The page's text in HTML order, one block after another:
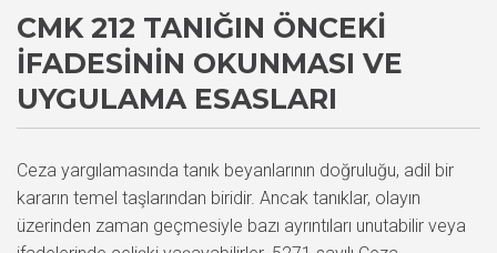
CMK 212 TANIĞIN ÖNCEKI
İFADESININ OKUNMASI VE
UYGULAMA ESASLARI
Ceza yargılamasında tanık beyanlarının doğruluğu, adil bir
kararın temel taşlarından biridir. Ancak tanıklar, olayın
üzerinden zaman geçmesiyle bazı ayrıntıları unutabilir veya